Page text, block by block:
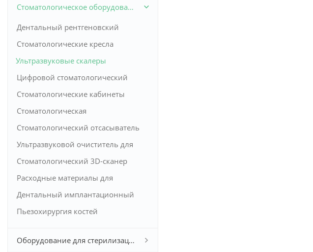
Стоматологическое оборудование
Дентальный рентгеновский
аппарат
Стоматологические кресла
Ультразвуковые скалеры
Цифровой стоматологический
датчик
Стоматологические кабинеты
Стоматологическая
пломбировочная машина
Стоматологический отсасыватель
Ультразвуковой очиститель для
зубов
Стоматологический 3D-сканер
Расходные материалы для
стоматологии
Дентальный имплантационный
мотор
Пьезохирургия костей
Оборудование для стерилизации